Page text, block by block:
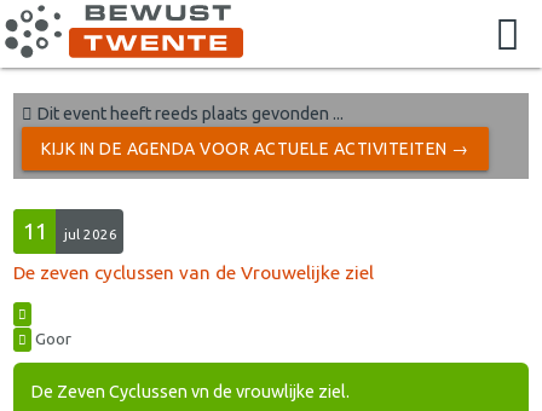
Dit event heeft reeds plaats gevonden ...
KIJK IN DE AGENDA VOOR ACTUELE ACTIVITEITEN →
11 jul 2026
De zeven cyclussen van de Vrouwelijke ziel
Goor
De Zeven Cyclussen vn de vrouwlijke ziel.